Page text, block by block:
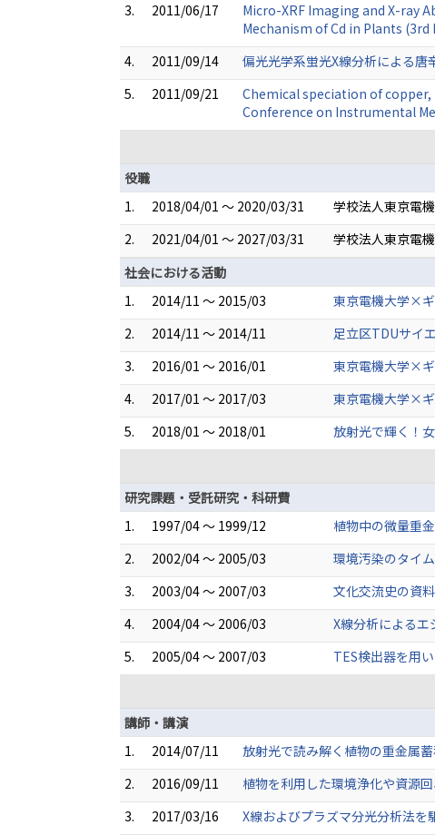
3.
2011/06/17
Micro-XRF Imaging and X-ray
Mechanism of Cd in Plants
4.
2011/09/14
偏光光学系蛍光X線分析による
5.
2011/09/21
Chemical speciation of
Conference on Instrumental
役職
1.
2018/04/01 ～ 2020/03/31
学校法人東京電
2.
2021/04/01 ～ 2027/03/31
学校法人東京電
社会における活動
1.
2014/11 ～ 2015/03
東京電機大学×
2.
2014/11 ～ 2014/11
足立区TDUサイ
3.
2016/01 ～ 2016/01
東京電機大学×
4.
2017/01 ～ 2017/03
東京電機大学×
5.
2018/01 ～ 2018/01
放射光で輝く！
研究課題・受託研究・科研費
1.
1997/04 ～ 1999/12
植物中の微量重
2.
2002/04 ～ 2005/03
環境汚染のタイ
3.
2003/04 ～ 2007/03
文化交流史の資
4.
2004/04 ～ 2006/03
X線分析による
5.
2005/04 ～ 2007/03
TES検出器を用
講師・講演
1.
2014/07/11
放射光で読み解く植物の重金属
2.
2016/09/11
植物を利用した環境浄化や資源
3.
2017/03/16
X線およびプラズマ分光分析法